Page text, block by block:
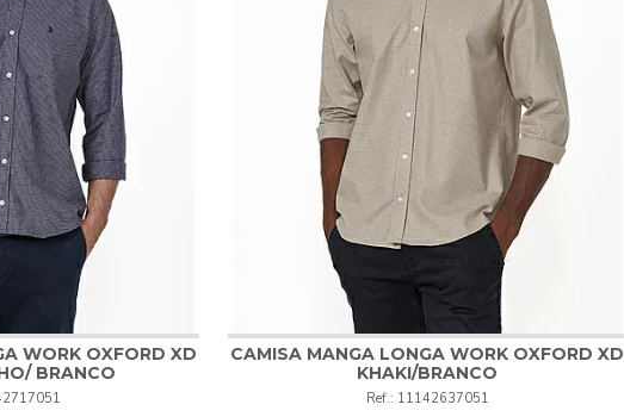
4 5 6
WORK OXFORD XD
BRANCO
2 3 4 5
CAMISA MANGA LONGA WORK OXFORD XD
KHAKI/BRANCO
11142637051